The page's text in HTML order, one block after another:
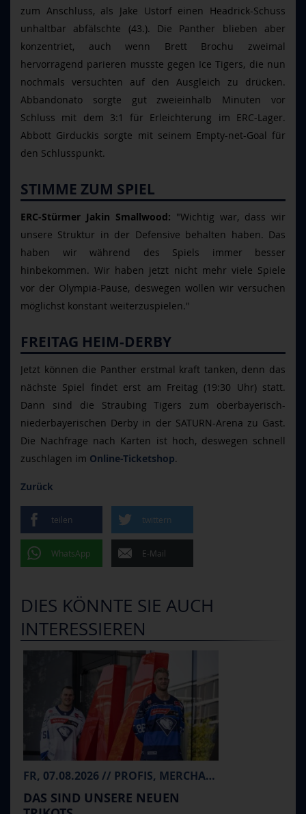
zum Anschluss, als Jake Ustorf einen Headrick-Schuss
unhaltbar abfälschte (43.). Die Panther blieben aber
konzentriet, auch wenn Brett Brochu zweimal
hervorragend parieren musste gegen Ice Tigers, die nun
nochmals versuchten auf den Ausgleich zu drücken.
Abbandonato sorgte gut zweieinhalb Minuten vor
Schluss mit dem 3:1 für Erleichterung im ERC-Lager.
Abbott Girduckis sorgte mit seinem Empty-net-Goal für
den Schlusspunkt.
STIMME ZUM SPIEL
ERC-Stürmer Jakin Smallwood: "Wichtig war, dass wir
unsere Struktur in der Defensive behalten haben. Das
haben wir während des Spiels immer besser
hinbekommen. Wir haben jetzt nicht mehr viele Spiele
vor der Olympia-Pause, deswegen wollen wir versuchen
möglichst konstant weiterzuspielen."
FREITAG HEIM-DERBY
Jetzt können die Panther erstmal kraft tanken, denn das
nächste Spiel findet erst am Freitag (19:30 Uhr) statt.
Dann sind die Straubing Tigers zum oberbayerisch-
niederbayerischen Derby in der SATURN-Arena zu Gast.
Die Nachfrage nach Karten ist hoch, deswegen schnell
zuschlagen im Online-Ticketshop.
Zurück
teilen twittern
WhatsApp E-Mail
DIES KÖNNTE SIE AUCH
INTERESSIEREN
FR, 07.08.2026 // PROFIS, MERCHANDISE
DAS SIND UNSERE NEUEN